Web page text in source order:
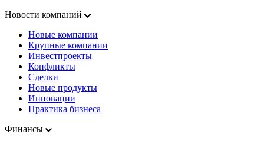
Новости компаний
Новые компании
Крупные компании
Инвестпроекты
Конфликты
Сделки
Новые продукты
Инновации
Практика бизнеса
Финансы